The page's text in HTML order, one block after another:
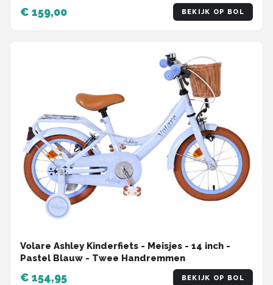
€ 159,00 BEKIJK OP BOL
Volare Ashley Kinderfiets - Meisjes - 14 inch -
Pastel Blauw - Twee Handremmen
€ 154,95 BEKIJK OP BOL